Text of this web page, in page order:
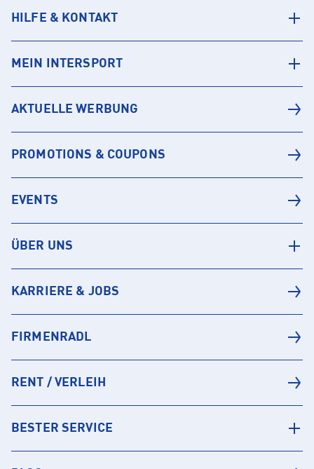
HILFE & KONTAKT
MEIN INTERSPORT
AKTUELLE WERBUNG
PROMOTIONS & COUPONS
EVENTS
ÜBER UNS
KARRIERE & JOBS
FIRMENRADL
RENT / VERLEIH
BESTER SERVICE